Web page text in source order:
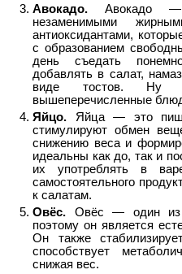
Авокадо. Авокадо —
незаменимыми
антиоксидантами,
с образованием
день съедать
добавлять в салат,
виде тостов. Ну
вышеперечисленные
Яйцо. Яйца — это
стимулируют обмен
снижению веса и
идеальны как до, так и
их употреблять в
самостоятельного
к салатам.
Овёс. Овёс — один из
поэтому он является
Он также
способствует
снижая вес.